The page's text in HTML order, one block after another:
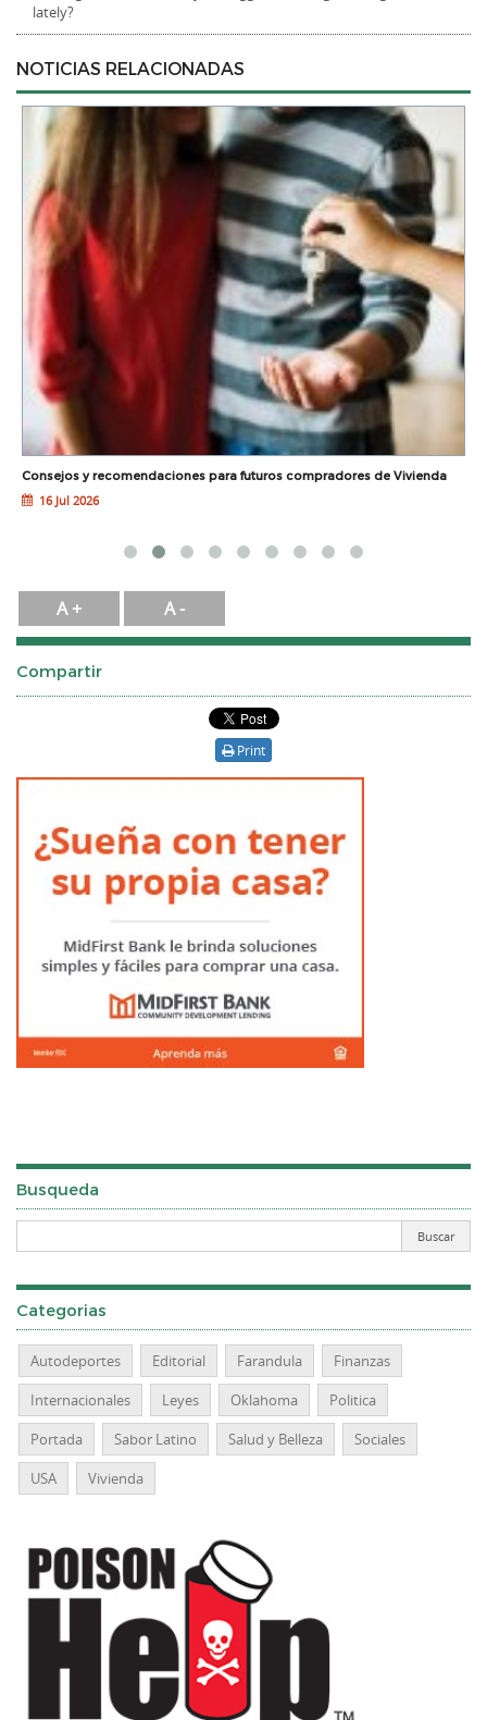
lately?
NOTICIAS RELACIONADAS
Consejos y recomendaciones para futuros compradores de Vivienda
16 Jul 2026
A + A -
Compartir
Print
Busqueda
Categorias
Autodeportes Editorial Farandula
Finanzas
Internacionales
Leyes Oklahoma
Politica
Portada
Sabor Latino Salud y Belleza
Sociales
USA
Vivienda